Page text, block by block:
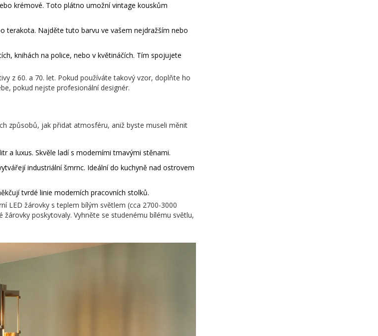
krémové. Toto plátno umožní vintage kouskům
terakota. Najděte tuto barvu ve vašem nejdražším nebo
knihách na police, nebo v květináčích. Tím spojujete
z 60. a 70. let. Pokud používáte takový vzor, doplňte ho
pokud nejste profesionální designér.
způsobů, jak přidat atmosféru, aniž byste museli měnit
a luxus. Skvěle ladí s moderními tmavými stěnami.
industriální šmrnc. Ideální do kuchyně nad ostrovem
tvrdé linie moderních pracovních stolků.
LED žárovky s teplem bílým světlem (cca 2700-3000
poskytovaly. Vyhněte se studenému bílému světlu,